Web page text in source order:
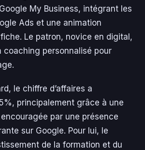
Google My Business, intégrant les
Ads et une animation
Le patron, novice en digital,
coaching personnalisé pour
le chiffre d’affaires a
principalement grâce à une
par une présence
sur Google. Pour lui, le
de la formation et du